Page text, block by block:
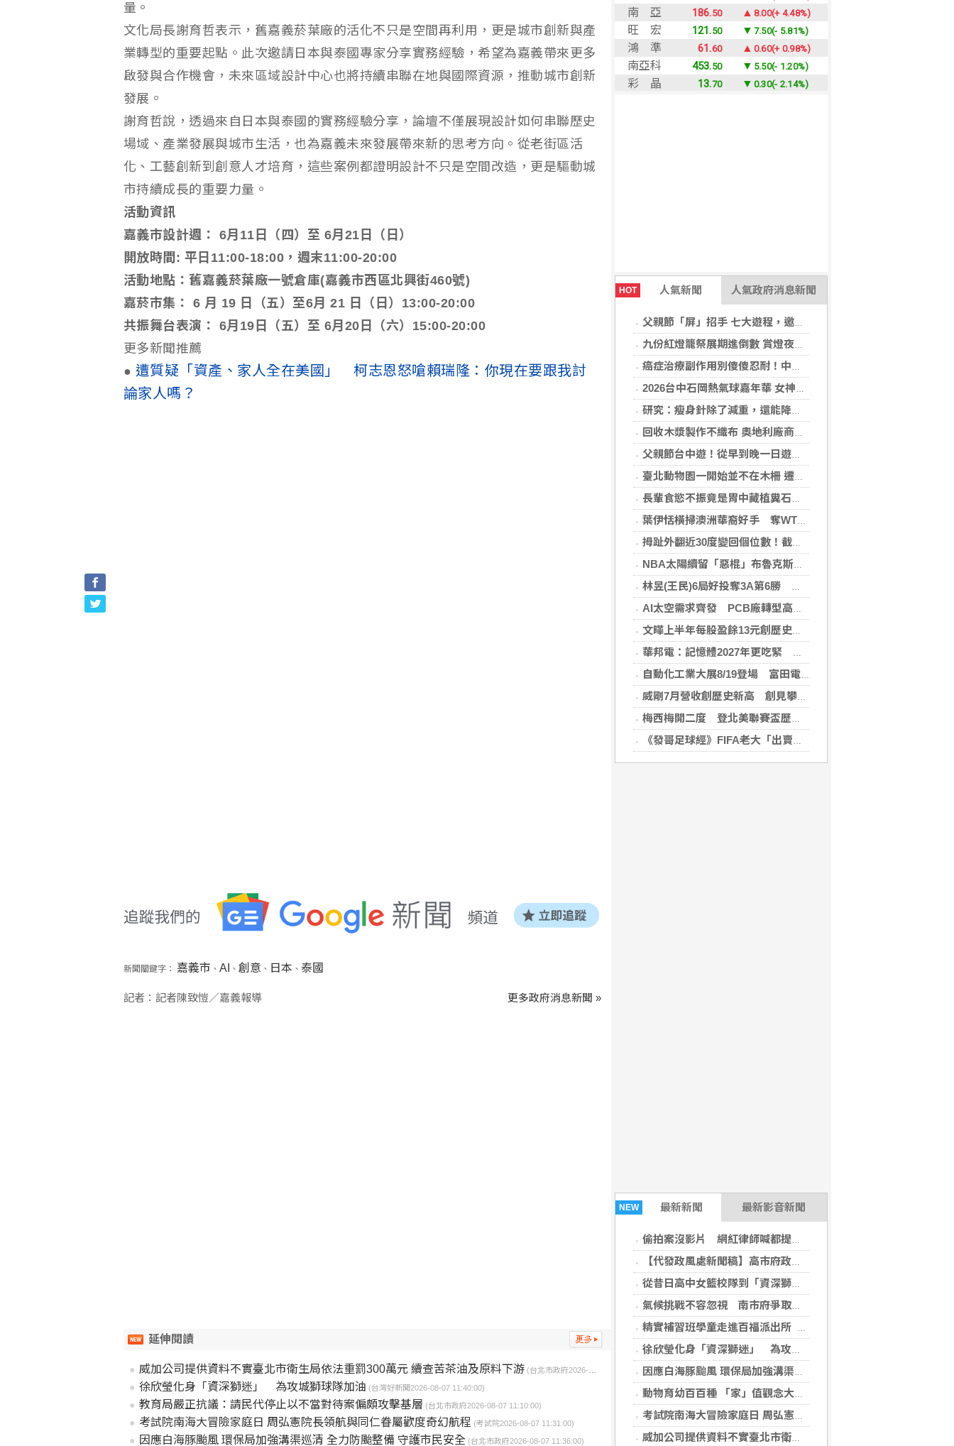
HOT 人氣新聞 人氣政府消息新聞
父親節「屏」招手 七大遊程，邀您陪爸爸一起過節「趣」！
九份紅燈籠祭展期進倒數 賞燈夜遊解謎集章「趣」！
癌症治療副作用別傻傻忍耐！中醫個人化體質調理 助癌友緩解疲憊與不適
2026台中石岡熱氣球嘉年華 女神台東天后宮媽祖以熱氣球造型、李多慧一起加持助陣
研究：瘦身針除了減重，還能降低罹癌機率
回收木漿製作不織布 奧地利廠商得獎
父親節台中遊！從早到晚一日遊行程推薦，美食、美景一次滿足！
臺北動物園一開始並不在木柵 遷園40周年之際，舉辧「與象同在、迎象未來」特展！
長輩食慾不振竟是胃中藏植糞石？醫用「可樂」化解危機
葉伊恬橫掃澳洲華裔好手 奪WTT橫濱冠軍賽首勝
拇趾外翻近30度變回個位數！截骨矯正助重返登山活動
NBA太陽續留「惡棍」布魯克斯 簽3年23億合約
林昱(王民)6局好投奪3A第6勝 鄭宗哲3度上壘
AI太空需求齊發 PCB廠轉型高階產品迎收成
文曄上半年每股盈餘13元創歷史新高 賺贏2025年全年
華邦電：記憶體2027年更吃緊 啟動高雄廠模組B擴建計畫
自動化工業大展8/19登場 富田電機秀機器人關節模組
威剛7月營收創歷史新高 創見攀同期高點
梅西梅開二度 登北美聯賽盃歷史進球王
《發哥足球經》FIFA老大「出賣足球靈魂」之震撼彈（上）
NEW 最新新聞 最新影音新聞
偷拍案沒影片 網紅律師喊都提告 法界：須具備侵權要件
【代發政風處新聞稿】高市府政風處跨域簽署MOU 領航公部門AI誠信治理
從昔日高中女籃校隊到「資深獅迷」 徐欣瑩現身攻城獅開訓為球隊加油
氣候挑戰不容忽視 南市府爭取加碼20億元治水預算
精實補習班學童走進百福派出所 體驗警察日常強化安全觀念
徐欣瑩化身「資深獅迷」 為攻城獅球隊加油
因應白海豚颱風 環保局加強溝渠巡清 全力防颱整備 守護市民安全
動物育幼百百種 「家」值觀念大不同
考試院南海大冒險家庭日 周弘憲院長領航與同仁眷屬歡度奇幻航程
威加公司提供資料不實臺北市衛生局依法重罰300萬元 續查苦茶油及原料下游
量。
文化局長謝育哲表示，舊嘉義菸葉廠的活化不只是空間再利用，更是城市創新與產
業轉型的重要起點。此次邀請日本與泰國專家分享實務經驗，希望為嘉義帶來更多
啟發與合作機會，未來區域設計中心也將持續串聯在地與國際資源，推動城市創新
發展。
謝育哲說，透過來自日本與泰國的實務經驗分享，論壇不僅展現設計如何串聯歷史
場域、產業發展與城市生活，也為嘉義未來發展帶來新的思考方向。從老街區活
化、工藝創新到創意人才培育，這些案例都證明設計不只是空間改造，更是驅動城
市持續成長的重要力量。
活動資訊
嘉義市設計週： 6月11日（四）至 6月21日（日）
開放時間: 平日11:00-18:00，週末11:00-20:00
活動地點：舊嘉義菸葉廠一號倉庫(嘉義市西區北興街460號)
嘉菸市集： 6 月 19 日（五）至6月 21 日（日）13:00-20:00
共振舞台表演： 6月19日（五）至 6月20日（六）15:00-20:00
更多新聞推薦
● 遭質疑「資產、家人全在美國」 柯志恩怒嗆賴瑞隆：你現在要跟我討
論家人嗎？
新聞關鍵字： 嘉義市 、 AI 、 創意 、 日本 、 泰國
記者：記者陳致愷／嘉義報導 更多政府消息新聞 »
延伸閱讀
威加公司提供資料不實臺北市衛生局依法重罰300萬元 續查苦茶油及原料下游 (台北市政府2026-08-07 11:30:00)
徐欣瑩化身「資深獅迷」 為攻城獅球隊加油 (台灣好新聞2026-08-07 11:40:00)
教育局嚴正抗議：請民代停止以不當對待案偏頗攻擊基層 (台北市政府2026-08-07 11:10:00)
考試院南海大冒險家庭日 周弘憲院長領航與同仁眷屬歡度奇幻航程 (考試院2026-08-07 11:31:00)
因應白海豚颱風 環保局加強溝渠巡清 全力防颱整備 守護市民安全 (台北市政府2026-08-07 11:36:00)